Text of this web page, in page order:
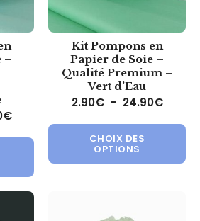
–
€Plage de prix : 5.40€ à 54.90€
Ce produit a plusieurs
Kit Pompons en
Papier de Soie –
Qualité Premium –
Vert d’Eau
2.90€ – 24.90€Plage
CHOIX DES
OPTIONS